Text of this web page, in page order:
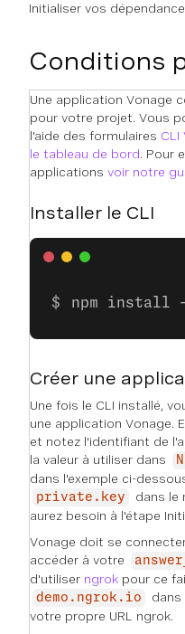
Initialiser vos
Conditions
Une application Vonage
pour votre projet. Vous
l'aide des formulaires CLI
le tableau de bord. Pour
applications voir notre
Installer le CLI
npm install
Créer une
Une fois le CLI installé,
une application Vonage.
et notez l'identifiant de
la valeur à utiliser dans
dans l'exemple ci-
private.key
dans le
aurez besoin à l'étape
Vonage doit se
accéder à votre
d'utiliser ngrok pour ce
demo.ngrok.io
dans
votre propre URL ngrok.